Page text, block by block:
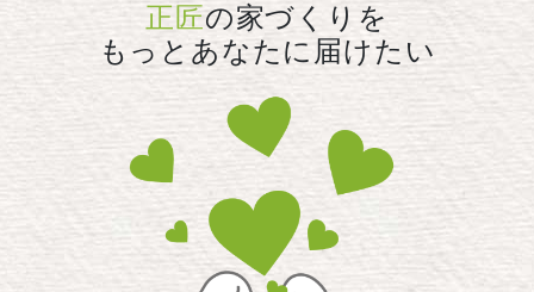
正匠の家づくりを
もっとあなたに届けたい